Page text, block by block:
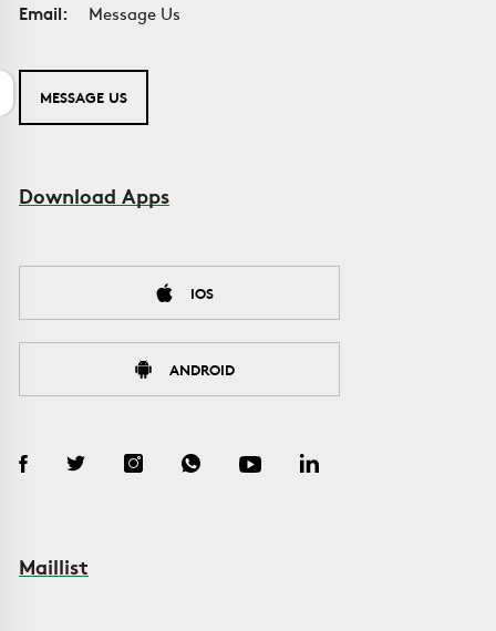
Email:
Message Us
MESSAGE US
Download Apps
IOS
ANDROID
Maillist